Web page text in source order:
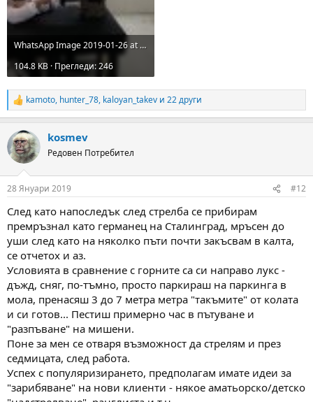
WhatsApp Image 2019-01-26 at 12.01.07.jpeg
104.8 KB · Прегледи: 246
R
e
c
t
i
s
kamoto, hunter_78, kaloyan_takev и 22 други
kosmev
Редовен Потребител
28 Януари 2019 #12
След като напоследък след стрелба се прибирам
премръзнал като германец на Сталинград, мръсен до
уши след като на няколко пъти почти закъсвам в калта,
се отчетох и аз.
Условията в сравнение с горните са си направо лукс -
дъжд, сняг, по-тъмно, просто паркираш на паркинга в
мола, пренасяш 3 до 7 метра метра "такъмите" от колата
и си готов... Пестиш примерно час в пътуване и
"разпъване" на мишени.
Поне за мен се отваря възможност да стрелям и през
седмицата, след работа.
Успех с популяризирането, предполагам имате идеи за
"зарибяване" на нови клиенти - някое аматьорско/детско